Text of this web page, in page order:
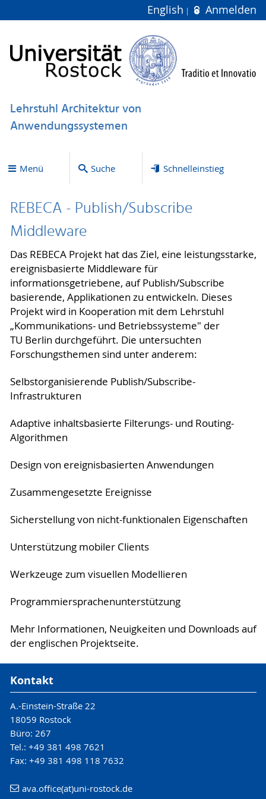
English Anmelden
Lehrstuhl Architektur von
Anwendungssystemen
Menü Suche Schnelleinstieg
REBECA - Publish/Subscribe
Middleware
Das REBECA Projekt hat das Ziel, eine leistungsstarke,
ereignisbasierte Middleware für
informationsgetriebene, auf Publish/Subscribe
basierende, Applikationen zu entwickeln. Dieses
Projekt wird in Kooperation mit dem Lehrstuhl
„Kommunikations- und Betriebssysteme" der
TU Berlin durchgeführt. Die untersuchten
Forschungsthemen sind unter anderem:
Selbstorganisierende Publish/Subscribe-
Infrastrukturen
Adaptive inhaltsbasierte Filterungs- und Routing-
Algorithmen
Design von ereignisbasierten Anwendungen
Zusammengesetzte Ereignisse
Sicherstellung von nicht-funktionalen Eigenschaften
Unterstützung mobiler Clients
Werkzeuge zum visuellen Modellieren
Programmiersprachenunterstützung
Mehr Informationen, Neuigkeiten und Downloads auf
der englischen Projektseite.
Kontakt
A.-Einstein-Straße 22
18059 Rostock
Büro: 267
Tel.: +49 381 498 7621
Fax: +49 381 498 118 7632
ava.office(at)uni-rostock.de